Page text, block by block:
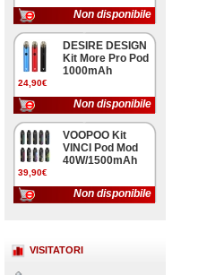
Non disponibile
24,90€
DESIRE DESIGN
Kit More Pro Pod
1000mAh
Non disponibile
39,90€
VOOPOO Kit
VINCI Pod Mod
40W/1500mAh
Non disponibile
VISITATORI